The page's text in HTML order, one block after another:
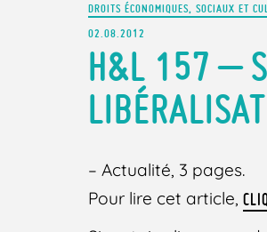
DROITS ÉCONOMIQUES, SOCIAUX ET
02.08.2012
H&L 157 –
– Actualité, 3 pages.
Pour lire cet article,